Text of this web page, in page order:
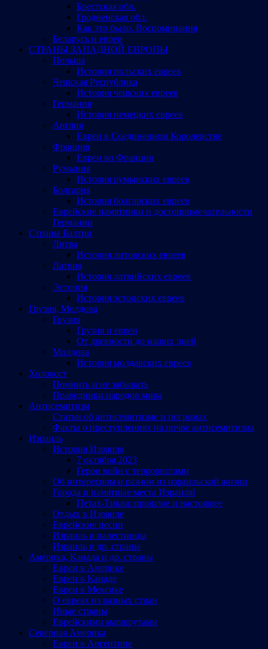
Брестская обл.
Гродненская обл.
Как это было. Воспоминания
Беларусь и евреи
СТРАНЫ ЗАПАДНОЙ ЕВРОПЫ
Польша
История польских евреев
Чешская Республика
История чешских евреев
Германия
История немецких евреев
Англия
Евреи в Соединенном Королевстве
Франция
Евреи во Франции
Румыния
История румынских евреев
Болгария
История болгарских евреев
Еврейские памятники и достопримечательности
Германии
Страны Балтии
Литва
История литовских евреев
Латвия
История латвийских евреев
Эстония
История эстонских евреев
Грузия, Молдова
Грузия
Грузия и евреи
От древности до наших дней
Молдова
История молдавских евреев
Холокост
Помнить и не забывать
Праведники народов мира
Антисемитизм
Статьи об антисемитизме и погромах
Факты о преступлениях на почве антисемитизма
Израиль
История Израиля
7 октября 2023
Герои войн с террористами
Об интересном и разном из израильской жизни
Города и памятные места Израиляl
Петах-Тиква: прошлое и настоящее
Отдых в Израиле
Еврейские песни
Израиль и палестинцы
Израиль и др. страны
Америка, Канада и др. страны
Евреи в Америке
Евреи в Канаде
Евреи в Мексике
О евреях из разных стран
Иные страны
Еврейскими маршрутами
Северная Америка
Евреи в Аргентине